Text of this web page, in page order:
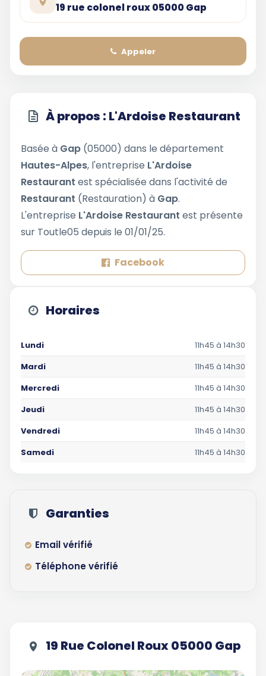
19 rue colonel roux 05000 Gap
Appeler
À propos : L'Ardoise Restaurant
Basée à Gap (05000) dans le département
Hautes-Alpes, l'entreprise L'Ardoise
Restaurant est spécialisée dans l'activité de
Restaurant (Restauration) à Gap.
L'entreprise L'Ardoise Restaurant est présente
sur Toutle05 depuis le 01/01/25.
Facebook
Horaires
Lundi
11h45 à 14h30
Mardi
11h45 à 14h30
Mercredi
11h45 à 14h30
Jeudi
11h45 à 14h30
Vendredi
11h45 à 14h30
Samedi
11h45 à 14h30
Garanties
Email vérifié
Téléphone vérifié
19 Rue Colonel Roux 05000 Gap